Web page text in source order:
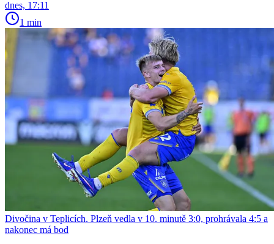
dnes, 17:11
1 min
Divočina v Teplicích. Plzeň vedla v 10. minutě 3:0, prohrávala 4:5 a
nakonec má bod